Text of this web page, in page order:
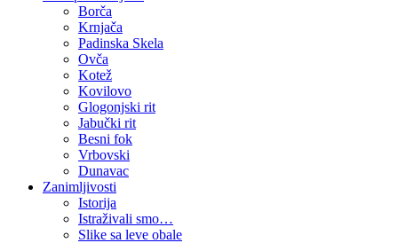
Borča
Krnjača
Padinska Skela
Ovča
Kotež
Kovilovo
Glogonjski rit
Jabučki rit
Besni fok
Vrbovski
Dunavac
Zanimljivosti
Istorija
Istraživali smo…
Slike sa leve obale